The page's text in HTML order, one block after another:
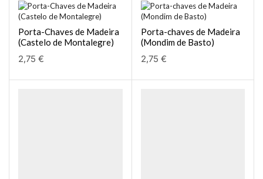
Porta-Chaves de Madeira
(Castelo de Montalegre)
2,75 €
Porta-chaves de Madeira
(Mondim de Basto)
2,75 €